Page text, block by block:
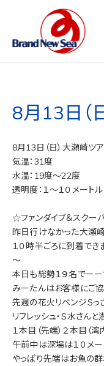
8月13日（
8月13日（日）大瀬崎ツ
気温：31度
水温：19度～22度
透明度：１～１０メートル
☆ファンダイブ＆スクー
昨日行けなかった大瀬
１０時半ごろに到着でき
～
本日も総勢１９名でー
みーたんはお客様にご
先週の花火リベンジＳっ
リフレッシュ・Ｓ水さん
１本目（先端）２本目（湾
午前中は深場は１０メー
やっぱり先端はお魚の群